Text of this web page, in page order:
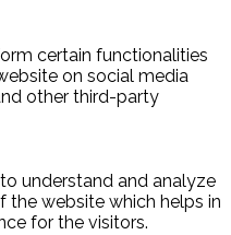
certain functionalities
on social media
other third-party
understand and analyze
the website which helps in
for the visitors.